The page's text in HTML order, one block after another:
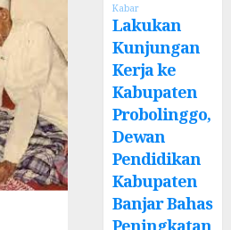
Kabar
Lakukan
Kunjungan
Kerja ke
Kabupaten
Probolinggo,
Dewan
Pendidikan
Kabupaten
Banjar Bahas
Peningkatan